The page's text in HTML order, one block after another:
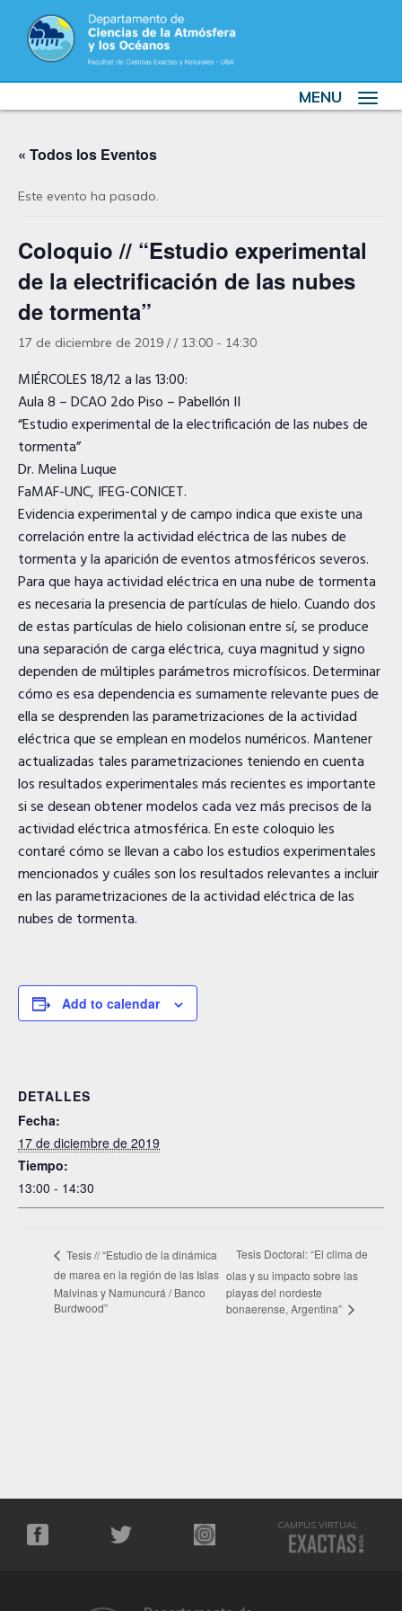
Toggle
MENU
« Todos los Eventos
Este evento ha pasado.
Coloquio // “Estudio experimental
de la electrificación de las nubes
de tormenta”
17 de diciembre de 2019 / / 13:00 - 14:30
MIÉRCOLES 18/12 a las 13:00:
Aula 8 – DCAO 2do Piso – Pabellón II
“Estudio experimental de la electrificación de las nubes de
tormenta”
Dr. Melina Luque
FaMAF-UNC, IFEG-CONICET.
Evidencia experimental y de campo indica que existe una
correlación entre la actividad eléctrica de las nubes de
tormenta y la aparición de eventos atmosféricos severos.
Para que haya actividad eléctrica en una nube de tormenta
es necesaria la presencia de partículas de hielo. Cuando dos
de estas partículas de hielo colisionan entre sí, se produce
una separación de carga eléctrica, cuya magnitud y signo
dependen de múltiples parámetros microfísicos. Determinar
cómo es esa dependencia es sumamente relevante pues de
ella se desprenden las parametrizaciones de la actividad
eléctrica que se emplean en modelos numéricos. Mantener
actualizadas tales parametrizaciones teniendo en cuenta
los resultados experimentales más recientes es importante
si se desean obtener modelos cada vez más precisos de la
actividad eléctrica atmosférica. En este coloquio les
contaré cómo se llevan a cabo los estudios experimentales
mencionados y cuáles son los resultados relevantes a incluir
en las parametrizaciones de la actividad eléctrica de las
nubes de tormenta.
Add to calendar
DETALLES
Fecha:
17 de diciembre de 2019
Tiempo:
13:00 - 14:30
Tesis // “Estudio de la dinámica
de marea en la región de las Islas
Malvinas y Namuncurá / Banco
Burdwood”
Tesis Doctoral: “El clima de
olas y su impacto sobre las
playas del nordeste
bonaerense, Argentina”
CAMPUS VIRTUAL